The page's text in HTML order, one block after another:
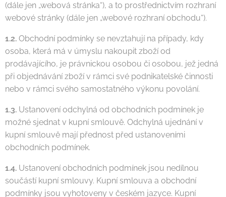
(dále jen „webová stránka“), a to prostřednictvím rozhraní
webové stránky (dále jen „webové rozhraní obchodu“).
1.2. Obchodní podmínky se nevztahují na případy, kdy
osoba, která má v úmyslu nakoupit zboží od
prodávajícího, je právnickou osobou či osobou, jež jedná
při objednávání zboží v rámci své podnikatelské činnosti
nebo v rámci svého samostatného výkonu povolání.
1.3. Ustanovení odchylná od obchodních podmínek je
možné sjednat v kupní smlouvě. Odchylná ujednání v
kupní smlouvě mají přednost před ustanoveními
obchodních podmínek.
1.4. Ustanovení obchodních podmínek jsou nedílnou
součástí kupní smlouvy. Kupní smlouva a obchodní
podmínky jsou vyhotoveny v českém jazyce. Kupní